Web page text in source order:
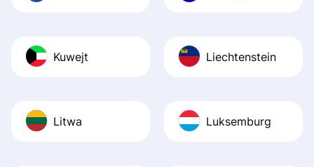
Kuwejt Liechtenstein
Litwa Luksemburg